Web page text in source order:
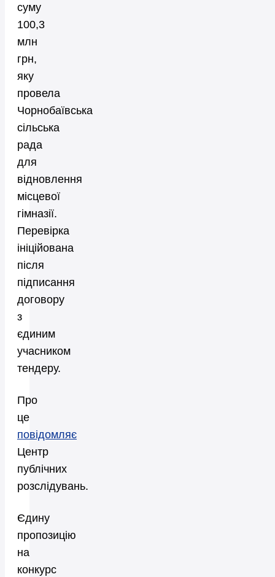
суму
100,3
млн
грн,
яку
провела
Чорнобаївська
сільська
рада
для
відновлення
місцевої
гімназії.
Перевірка
ініційована
після
підписання
договору
з
єдиним
учасником
тендеру.
Про
це
повідомляє
Центр
публічних
розслідувань.
Єдину
пропозицію
на
конкурс